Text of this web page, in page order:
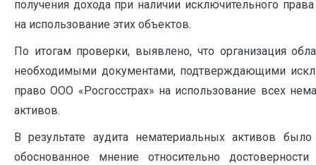
получения дохода при наличии исключительного
на использование этих объектов.
По итогам проверки, выявлено, что организация
необходимыми документами, подтверждающими
право ООО «Росгосстрах» на использование всех
активов.
В результате аудита нематериальных активов было
обоснованное мнение относительно